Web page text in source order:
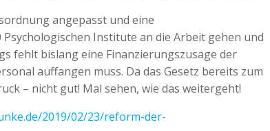
angepasst und eine
Institute an die Arbeit gehen und
fehlt bislang eine Finanzierungszusage der
auffangen muss. Da das Gesetz bereits zum
– nicht gut! Mal sehen, wie das weitergeht!
2019/02/23/reform-der-